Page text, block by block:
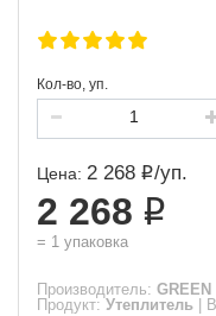
Кол-во, уп.
Цена: 2 268 /уп.
2 268
= 1 упаковка
Производитель:
Продукт: Утеплитель